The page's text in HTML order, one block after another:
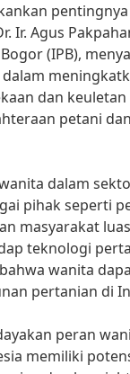
Ir. Agus
(IPB),
dan
petani
dalam
pihak seperti
masyarakat
teknologi
wanita
pertanian di
peran
memiliki